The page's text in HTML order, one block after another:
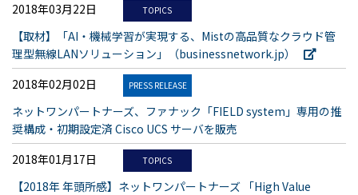
2018年03月22日
TOPICS
【取材】「AI・機械学習が実現する、Mistの高品質なクラウド管
理型無線LANソリューション」（businessnetwork.jp）
2018年02月02日
PRESS RELEASE
ネットワンパートナーズ、ファナック「FIELD system」専用の推
奨構成・初期設定済 Cisco UCS サーバを販売
2018年01月17日
TOPICS
【2018年 年頭所感】ネットワンパートナーズ 「High Value